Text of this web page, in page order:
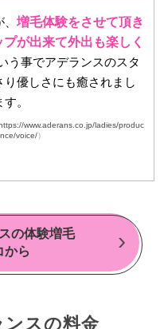
増毛体験をさせて頂き
が出来て外出も楽しく
う事でアデランスのスタ
優しさにも癒されまし
。
www.aderans.co.jp/ladies/produc
voice/）
の体験増毛
から
スの料金